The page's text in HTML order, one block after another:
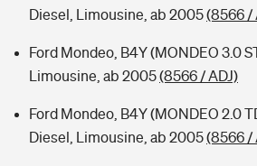
Diesel, Limousine, ab 2005(8566 /
Ford Mondeo, B4Y (MONDEO 3.0
Limousine, ab 2005(8566 / ADJ)
Ford Mondeo, B4Y (MONDEO 2.0
Diesel, Limousine, ab 2005(8566 /